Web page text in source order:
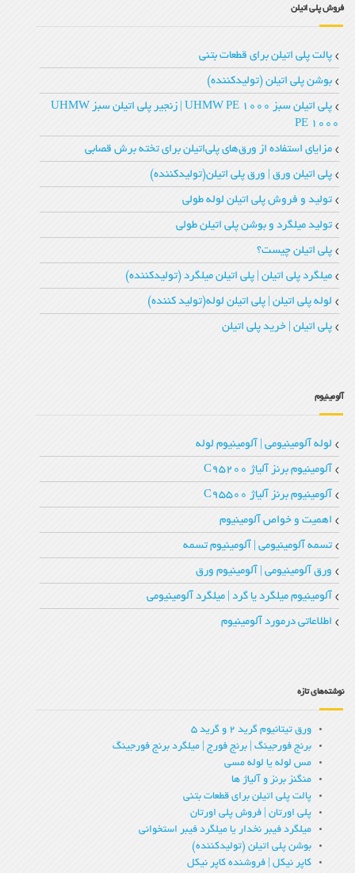
فروش پلی اتیلن
پالت پلی اتیلن برای قطعات بتنی
بوشن پلی اتیلن (تولیدکننده)
پلی اتیلن سبز UHMW PE 1000 | زنجیر پلی‌ اتیلن سبز UHMW
PE 1000
مزایای استفاده از ورق‌های پلی‌اتیلن برای تخته‌ برش قصابی
پلی اتیلن ورق | ورق پلی اتیلن(تولیدکننده)
تولید و فروش پلی اتیلن لوله طولی
تولید میلگرد و بوشن پلی اتیلن طولی
پلی اتیلن چیست؟
میلگرد پلی اتیلن | پلی اتیلن میلگرد (تولیدکننده)
لوله پلی اتیلن | پلی اتیلن لوله(تولید کننده)
پلی اتیلن | خرید پلی اتیلن
آلومینیوم
لوله آلومینیومی | آلومینیوم لوله
آلومینیوم برنز آلیاژ C95200
آلومینیوم برنز آلیاژ C95500
اهمیت و خواص آلومینیوم
تسمه آلومینیومی | آلومینیوم تسمه
ورق آلومینیومی | آلومینیوم ورق
آلومینیوم میلگرد یا گرد | میلگرد آلومینیومی
اطلاعاتی درمورد آلومینیوم
نوشته‌های تازه
ورق تیتانیوم گرید 2 و گرید 5
برنج فورجینگ | برنج فورج | میلگرد برنج فورجینگ
مس لوله یا لوله مسی
منگنز برنز و آلیاژ ها
پالت پلی اتیلن برای قطعات بتنی
پلی اورتان | فروش پلی اورتان
میلگرد فیبر نخدار یا میلگرد فیبر استخوانی
بوشن پلی اتیلن (تولیدکننده)
کاپر نیکل | فروشنده کاپر نیکل